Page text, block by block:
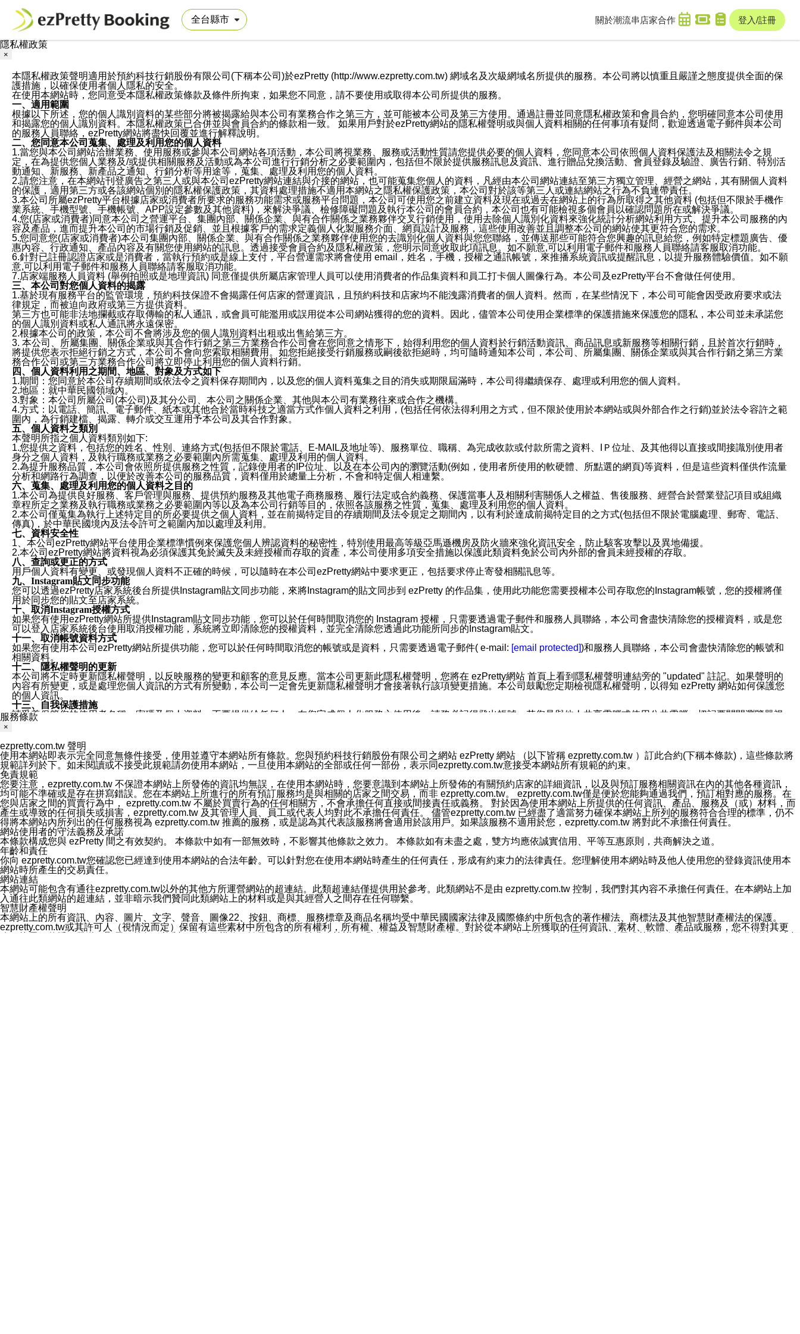
關於潮流串 店家合作 登入/註冊
隱私權政策
×
本隱私權政策聲明適用於預約科技行銷股份有限公司(下稱本公司)於ezPretty (http://www.ezpretty.com.tw) 網域名及次級網域名所提供的服務。本公司將以慎重且嚴謹之態度提供全面的保
護措施，以確保使用者個人隱私的安全。
在使用本網站時，您同意受本隱私權政策條款及條件所拘束，如果您不同意，請不要使用或取得本公司所提供的服務。
一、適用範圍
根據以下所述，您的個人識別資料的某些部分將被揭露給與本公司有業務合作之第三方，並可能被本公司及第三方使用。通過註冊並同意隱私權政策和會員合約，您明確同意本公司使用
和揭露您的個人識別資料。本隱私權政策已合併並與會員合約的條款相一致。 如果用戶對於ezPretty網站的隱私權聲明或與個人資料相關的任何事項有疑問，歡迎透過電子郵件與本公司
的服務人員聯絡，ezPretty網站將盡快回覆並進行解釋說明。
二、您同意本公司蒐集、處理及利用您的個人資料
1.當您與本公司網站洽辦業務、使用服務或參與本公司網站各項活動，本公司將視業務、服務或活動性質請您提供必要的個人資料，您同意本公司依照個人資料保護法及相關法令之規
定，在為提供您個人業務及/或提供相關服務及活動或為本公司進行行銷分析之必要範圍內，包括但不限於提供服務訊息及資訊、進行贈品兌換活動、會員登錄及驗證、廣告行銷、特別活
動通知、新服務、新產品之通知、行銷分析等用途等，蒐集、處理及利用您的個人資料。
2.請您注意，在本網站刊登廣告之第三人或與本公司ezPretty網站連結與介接的網站，也可能蒐集您個人的資料，凡經由本公司網站連結至第三方獨立管理、經營之網站，其有關個人資料
的保護，適用第三方或各該網站個別的隱私權保護政策，其資料處理措施不適用本網站之隱私權保護政策，本公司對於該等第三人或連結網站之行為不負連帶責任。
3.本公司所屬ezPretty平台根據店家或消費者所要求的服務功能需求或服務平台問題，本公司可使用您之前建立資料及現在或過去在網站上的行為所取得之其他資料 (包括但不限於手機作
業系統、手機型號、手機帳號、APP設定參數及其他資料)，來解決爭議、檢修障礙問題及執行本公司的會員合約，本公司也有可能檢視多個會員以確認問題所在或解決爭議。
4.您(店家或消費者)同意本公司之營運平台、集團內部、關係企業、與有合作關係之業務夥伴交叉行銷使用，使用去除個人識別化資料來強化統計分析網站利用方式、提升本公司服務的內
容及產品，進而提升本公司的市場行銷及促銷、並且根據客戶的需求定義個人化製服務介面、網頁設計及服務，這些使用改善並且調整本公司的網站使其更符合您的需求。
5.您同意您(店家或消費者)本公司集團內部、關係企業、與有合作關係之業務夥伴使用您的去識別化個人資料與您您聯絡，並傳送那些可能符合您興趣的訊息給您，例如特定標題廣告、優
惠內容、行政通知、產品內容及有關您使用網站的訊息。透過接受會員合約及隱私權政策，您明示同意收取此項訊息。如不願意,可以利用電子郵件和服務人員聯絡請客服取消功能。
6.針對已註冊認證店家或是消費者，當執行預約或是線上支付，平台營運需求將會使用 email，姓名，手機，授權之通訊帳號，來推播系統資訊或提醒訊息，以提升服務體驗價值。如不願
意,可以利用電子郵件和服務人員聯絡請客服取消功能。
7.店家端服務人員資料 (舉例拍照或是地理資訊) 同意僅提供所屬店家管理人員可以使用消費者的作品集資料和員工打卡個人圖像行為。本公司及ezPretty平台不會做任何使用。
三、本公司對您個人資料的揭露
1.基於現有服務平台的監管環境，預約科技保證不會揭露任何店家的營運資訊，且預約科技和店家均不能洩露消費者的個人資料。然而，在某些情況下，本公司可能會因受政府要求或法
律規定，而被迫向政府或第三方提供資料。
第三方也可能非法地攔截或存取傳輸的私人通訊，或會員可能濫用或誤用從本公司網站獲得的您的資料。因此，儘管本公司使用企業標準的保護措施來保護您的隱私，本公司並未承諾您
的個人識別資料或私人通訊將永遠保密。
2.根據本公司的政策，本公司不會將涉及您的個人識別資料出租或出售給第三方。
3. 本公司、所屬集團、關係企業或與其合作行銷之第三方業務合作公司會在您同意之情形下，始得利用您的個人資料於行銷活動資訊、商品訊息或新服務等相關行銷，且於首次行銷時，
將提供您表示拒絕行銷之方式，本公司不會向您索取相關費用。如您拒絕接受行銷服務或嗣後欲拒絕時，均可隨時通知本公司，本公司、所屬集團、關係企業或與其合作行銷之第三方業
務合作公司或第三方業務合作公司將立即停止利用您的個人資料行銷。
四、個人資料利用之期間、地區、對象及方式如下
1.期間：您同意於本公司存續期間或依法令之資料保存期間內，以及您的個人資料蒐集之目的消失或期限屆滿時，本公司得繼續保存、處理或利用您的個人資料。
2.地區：就中華民國領域內。
3.對象：本公司所屬公司(本公司)及其分公司、本公司之關係企業、其他與本公司有業務往來或合作之機構。
4.方式：以電話、簡訊、電子郵件、紙本或其他合於當時科技之適當方式作個人資料之利用，(包括任何依法得利用之方式，但不限於使用於本網站或與外部合作之行銷)並於法令容許之範
圍內，為行銷建檔、揭露、轉介或交互運用予本公司及其合作對象。
五、個人資料之類別
本聲明所指之個人資料類別如下:
1.您提供之資料，包括您的姓名、性別、連絡方式(包括但不限於電話、E-MAIL及地址等)、服務單位、職稱、為完成收款或付款所需之資料、IＰ位址、及其他得以直接或間接識別使用者
身分之個人資料，及執行職務或業務之必要範圍內所需蒐集、處理及利用的個人資料。
2.為提升服務品質，本公司會依照所提供服務之性質，記錄使用者的IP位址、以及在本公司內的瀏覽活動(例如，使用者所使用的軟硬體、所點選的網頁)等資料，但是這些資料僅供作流量
分析和網路行為調查，以便於改善本公司的服務品質，資料僅用於總量上分析，不會和特定個人相連繫。
六、蒐集、處理及利用您的個人資料之目的
1.本公司為提供良好服務、客戶管理與服務、提供預約服務及其他電子商務服務、履行法定或合約義務、保護當事人及相關利害關係人之權益、售後服務、經營合於營業登記項目或組織
章程所定之業務及執行職務或業務之必要範圍內等以及為本公司行銷等目的，依照各該服務之性質，蒐集、處理及利用您的個人資料。
2.本公司僅蒐集為執行上述特定目的所必要提供之個人資料，並在前揭特定目的存續期間及法令規定之期間內，以有利於達成前揭特定目的之方式(包括但不限於電腦處理、郵寄、電話、
傳真)，於中華民國境內及法令許可之範圍內加以處理及利用。
七、資料安全性
1、本公司ezPretty網站平台使用企業標準慣例來保護您個人辨認資料的秘密性，特別使用最高等級亞馬遜機房及防火牆來強化資訊安全，防止駭客攻擊以及異地備援。
2.本公司ezPretty網站將資料視為必須保護其免於滅失及未經授權而存取的資產，本公司使用多項安全措施以保護此類資料免於公司內外部的會員未經授權的存取。
八、查詢或更正的方式
用戶個人資料有變更、或發現個人資料不正確的時候，可以隨時在本公司ezPretty網站中要求更正，包括要求停止寄發相關訊息等。
九、Instagram貼文同步功能
您可以透過ezPretty店家系統後台所提供Instagram貼文同步功能，來將Instagram的貼文同步到 ezPretty 的作品集，使用此功能您需要授權本公司存取您的Instagram帳號，您的授權將僅
用於同步您的貼文至店家系統。
十、取消Instagram授權方式
如果您有使用ezPretty網站所提供Instagram貼文同步功能，您可以於任何時間取消您的 Instagram 授權，只需要透過電子郵件和服務人員聯絡，本公司會盡快清除您的授權資料，或是您
可以登入店家系統後台使用取消授權功能，系統將立即清除您的授權資料，並完全清除您透過此功能所同步的Instagram貼文。
十一、取消帳號資料方式
如果您有使用本公司ezPretty網站所提供功能，您可以於任何時間取消您的帳號或是資料，只需要透過電子郵件( e-mail: [email protected])和服務人員聯絡，本公司會盡快清除您的帳號和
相關資料。
十二、隱私權聲明的更新
本公司將不定時更新隱私權聲明，以反映服務的變更和顧客的意見反應。當本公司更新此隱私權聲明，您將在 ezPretty網站 首頁上看到隱私權聲明連結旁的 "updated" 註記。如果聲明的
內容有所變更，或是處理您個人資訊的方式有所變動，本公司一定會先更新隱私權聲明才會接著執行該項變更措施。本公司鼓勵您定期檢視隱私權聲明，以得知 ezPretty 網站如何保護您
的個人資訊。
十三、自我保護措施
請妥善保管您的使用者名稱、密碼及個人資料，不要提供給任何人。在您完成個人化服務之使用後，請務必記得登出帳號。若您是與他人共享電腦或使用公共電腦，切記要關閉瀏覽器視
窗，以防止他人讀取您的個人資料、信件或進入所機關管理區。
您同意本公司網站，透過您所提供的郵件地址與您取得聯絡並傳送或宣傳本網站各項服務之資料或電子郵件供您參考。您能依照該資料或電子郵件所指示之方法、說明或功能連結，隨時
停止接收這些資料或電子郵件。
十五、訊息通知
本公司/本服務將以通知型訊息傳送重要訊息給您。即使未加入本公司/本服務好友，您仍可接收到通知型訊息。
本公司/本服務傳送之通知型訊息以對您有效且重要的訊息為限，以廣告或其他目的的訊息皆不會被傳送。滿足以下三個條件者，將可收到通知型訊息。
1.LINE 帳號設定的電話號碼與本公司/本服務所傳來的電話號碼比對相符。
2.該 LINE 帳號已在 LINE APP 設定中，同意接收通知型訊息。
3.LINE 帳號未封鎖傳送訊息之 LINE 官方帳號。
欲變更通知型訊息的設定，操作如下：
1.點選「主頁」＞「設定」
2.點選「隱私設定」
3.點選「提供使用資料」
4.點選「LINE通知型訊息」
5.開關「接收LINE通知型訊息」
❗️關閉「接收通知型訊息」後，將不會接收到來自任何企業官方帳號或認證官方帳號的通知型訊息。
服務條款
×
ezpretty.com.tw 聲明
使用本網站即表示完全同意無條件接受，使用並遵守本網站所有條款。您與預約科技行銷股份有限公司之網站 ezPretty 網站 （以下皆稱 ezpretty.com.tw ）訂此合約(下稱本條款)，這些條款將
規範詳列於下。如未閱讀或不接受此規範請勿使用本網站，一旦使用本網站的全部或任何一部份，表示同ezpretty.com.tw意接受本網站所有規範的約束。
免責規範
您要注意，ezpretty.com.tw 不保證本網站上所發佈的資訊均無誤，在使用本網站時，您要意識到本網站上所發佈的有關預約店家的詳細資訊，以及與預訂服務相關資訊在內的其他各種資訊，
均可能不準確或是存在拼寫錯誤。您在本網站上所進行的所有預訂服務均是與相關的店家之間交易，而非 ezpretty.com.tw。 ezpretty.com.tw僅是便於您能夠通過我們，預訂相對應的服務。在
您與店家之間的買賣行為中， ezpretty.com.tw 不屬於買賣行為的任何相關方，不會承擔任何直接或間接責任或義務。 對於因為使用本網站上所提供的任何資訊、產品、服務及（或）材料，而
產生或導致的任何損失或損害，ezpretty.com.tw 及其管理人員、員工或代表人均對此不承擔任何責任。 儘管ezpretty.com.tw 已經盡了適當努力確保本網站上所列的服務符合合理的標準，仍不
得將本網站內所列出的任何服務視為 ezpretty.com.tw 推薦的服務，或是認為其代表該服務將會適用於該用戶。如果該服務不適用於您，ezpretty.com.tw 將對此不承擔任何責任。
網站使用者的守法義務及承諾
本條款構成您與 ezPretty 間之有效契約。 本條款中如有一部無效時，不影響其他條款之效力。 本條款如有未盡之處，雙方均應依誠實信用、平等互惠原則，共商解決之道。
年齡和責任
你向 ezpretty.com.tw您確認您已經達到使用本網站的合法年齡。可以針對您在使用本網站時產生的任何責任，形成有約束力的法律責任。您理解使用本網站時及他人使用您的登錄資訊使用本
網站時所產生的交易責任。
網站連結
本網站可能包含有通往ezpretty.com.tw以外的其他方所運營網站的超連結。此類超連結僅提供用於參考。此類網站不是由 ezpretty.com.tw 控制，我們對其內容不承擔任何責任。在本網站上加
入通往此類網站的超連結，並非暗示我們贊同此類網站上的材料或是與其經營人之間存在任何聯繫。
智慧財產權聲明
本網站上的所有資訊、內容、圖片、文字、聲音、圖像22、按鈕、商標、服務標章及商品名稱均受中華民國國家法律及國際條約中所包含的著作權法、商標法及其他智慧財產權法的保護。
ezpretty.com.tw或其許可人（視情況而定）保留有這些素材中所包含的所有權利，所有權、權益及智慧財產權。對於從本網站上所獲取的任何資訊、素材、軟體、產品或服務，您不得對其更